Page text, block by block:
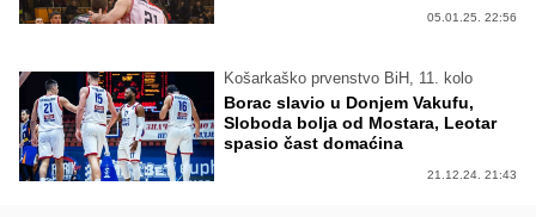
05.01.25. 22:56
Košarkaško prvenstvo BiH, 11. kolo
Borac slavio u Donjem Vakufu,
Sloboda bolja od Mostara, Leotar
spasio čast domaćina
21.12.24. 21:43